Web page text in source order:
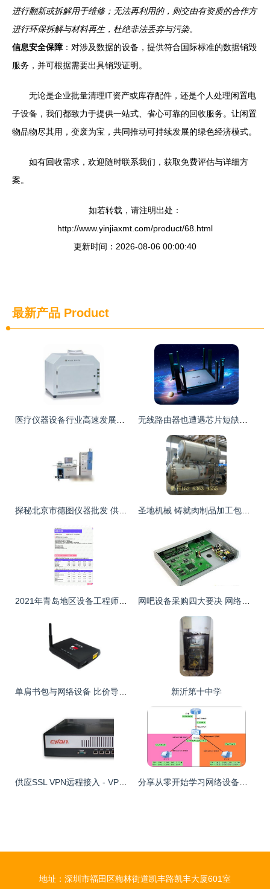
进行翻新或拆解用于维修；无法再利用的，则交由有资质的合作方
进行环保拆解与材料再生，杜绝非法丢弃与污染。
信息安全保障 ：对涉及数据的设备，提供符合国际标准的数据销毁
服务，并可根据需要出具销毁证明。
无论是企业批量清理IT资产或库存配件，还是个人处理闲置电
子设备，我们都致力于提供一站式、省心可靠的回收服务。让闲置
物品物尽其用，变废为宝，共同推动可持续发展的绿色经济模式。
如有回收需求，欢迎随时联系我们，获取免费评估与详细方
案。
如若转载，请注明出处：
http://www.yinjiaxmt.com/product/68.html
更新时间：2026-08-06 00:00:40
最新产品 Product
新沂第十中学
地址：深圳市福田区梅林街道凯丰路凯丰大厦601室